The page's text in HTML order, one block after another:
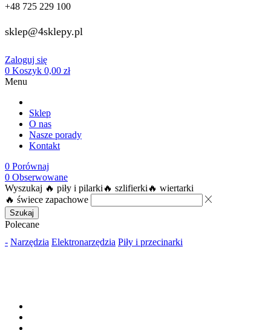
+48 725 229 100
sklep@4sklepy.pl
Zaloguj się
0 Koszyk 0,00 zł
Menu
Sklep
O nas
Nasze porady
Kontakt
0 Porównaj
0 Obserwowane
Wyszukaj 🔥 piły i pilarki 🔥 szlifierki 🔥 wiertarki
🔥 świece zapachowe
Szukaj
Polecane
- Narzędzia Elektronarzędzia Piły i przecinarki